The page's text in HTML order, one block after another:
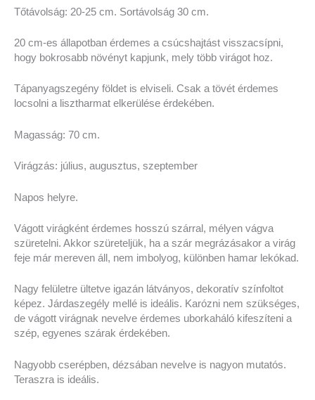
Tőtávolság: 20-25 cm. Sortávolság 30 cm.
20 cm-es állapotban érdemes a csúcshajtást visszacsípni,
hogy bokrosabb növényt kapjunk, mely több virágot hoz.
Tápanyagszegény földet is elviseli. Csak a tövét érdemes
locsolni a lisztharmat elkerülése érdekében.
Magasság: 70 cm.
Virágzás: július, augusztus, szeptember
Napos helyre.
Vágott virágként érdemes hosszú szárral, mélyen vágva
szüretelni. Akkor szüreteljük, ha a szár megrázásakor a virág
feje már mereven áll, nem imbolyog, különben hamar lekókad.
Nagy felületre ültetve igazán látványos, dekoratív színfoltot
képez. Járdaszegély mellé is ideális. Karózni nem szükséges,
de vágott virágnak nevelve érdemes uborkaháló kifeszíteni a
szép, egyenes szárak érdekében.
Nagyobb cserépben, dézsában nevelve is nagyon mutatós.
Teraszra is ideális.